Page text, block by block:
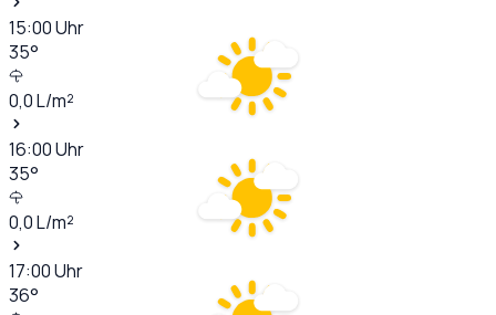
15:00Uhr
35°
0,0L/m²
16:00Uhr
35°
0,0L/m²
17:00Uhr
36°